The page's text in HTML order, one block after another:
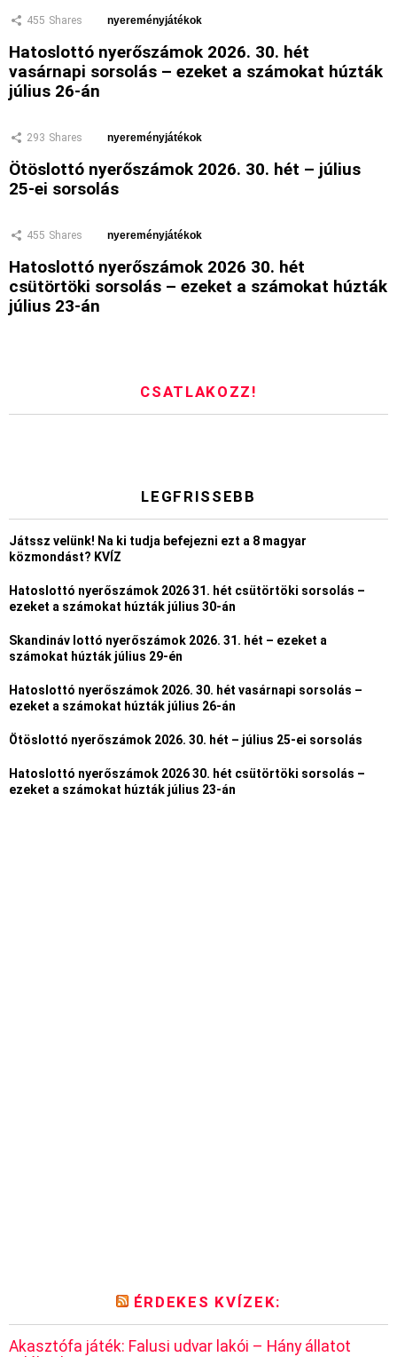
455 Shares nyereményjátékok
Hatoslottó nyerőszámok 2026. 30. hét
vasárnapi sorsolás – ezeket a számokat húzták
július 26-án
293 Shares nyereményjátékok
Ötöslottó nyerőszámok 2026. 30. hét – július
25-ei sorsolás
455 Shares nyereményjátékok
Hatoslottó nyerőszámok 2026 30. hét
csütörtöki sorsolás – ezeket a számokat húzták
július 23-án
CSATLAKOZZ!
LEGFRISSEBB
Játssz velünk! Na ki tudja befejezni ezt a 8 magyar
közmondást? KVÍZ
Hatoslottó nyerőszámok 2026 31. hét csütörtöki sorsolás –
ezeket a számokat húzták július 30-án
Skandináv lottó nyerőszámok 2026. 31. hét – ezeket a
számokat húzták július 29-én
Hatoslottó nyerőszámok 2026. 30. hét vasárnapi sorsolás –
ezeket a számokat húzták július 26-án
Ötöslottó nyerőszámok 2026. 30. hét – július 25-ei sorsolás
Hatoslottó nyerőszámok 2026 30. hét csütörtöki sorsolás –
ezeket a számokat húzták július 23-án
ÉRDEKES KVÍZEK:
Akasztófa játék: Falusi udvar lakói – Hány állatot